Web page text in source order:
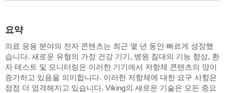
요약
의료 응용 분야의 전자 콘텐츠는 최근 몇 년 동안 빠르게 성장했
습니다. 새로운 유형의 가정 건강 기기, 병원 침대의 기능 향상, 환
자 테스트 및 모니터링은 이러한 기기에서 저항체 콘텐츠의 양이
증가하고 있음을 의미합니다. 이러한 저항체에 대한 요구 사항은
점점 더 엄격해지고 있습니다. Viking의 새로운 기술은 모든 중요